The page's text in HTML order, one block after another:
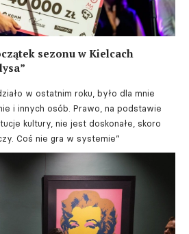
sezonu w Kielcach
w ostatnim roku, było dla mnie
i innych osób. Prawo, na podstawie
kultury, nie jest doskonałe, skoro
Coś nie gra w systemie”